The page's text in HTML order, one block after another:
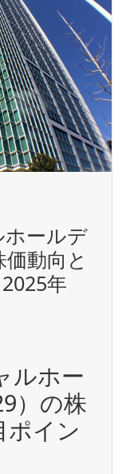
ールデ
動向と
年
ルホー
）の株
ポイン